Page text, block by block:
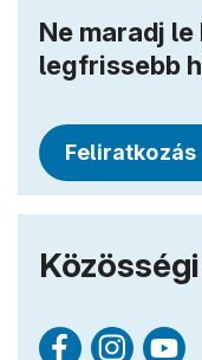
Ne maradj
legfrissebb
Feliratkozás